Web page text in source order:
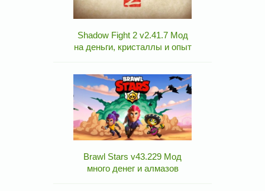
Shadow Fight 2 v2.41.7 Мод
на деньги, кристаллы и опыт
Brawl Stars v43.229 Мод
много денег и алмазов